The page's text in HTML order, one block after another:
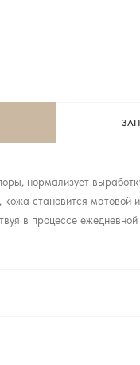
нормализует
кожа становится матовой
в процессе